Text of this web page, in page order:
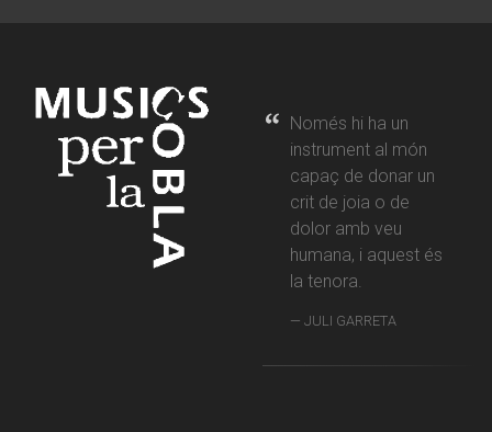
Només hi ha un
instrument al món
capaç de donar un
crit de joia o de
dolor amb veu
humana, i aquest és
la tenora.
JULI GARRETA